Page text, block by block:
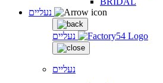
נעליים
נעליים